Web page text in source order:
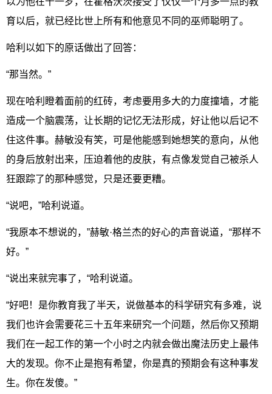
育以后，就已经比世上所有和他意见不同的巫师聪明了。
哈利以如下的原话做出了回答：
“那当然。”
现在哈利瞪着面前的红砖，考虑要用多大的力度撞墙，才能
造成一个脑震荡，让长期的记忆无法形成，好让他以后记不
住这件事。赫敏没有笑，可是他能感到她想笑的意向，从他
的身后放射出来，压迫着他的皮肤，有点像发觉自己被杀人
狂跟踪了的那种感觉，只是还要更糟。
“说吧，”哈利说道。
“我原本不想说的，”赫敏·格兰杰的好心的声音说道，“那样不
好。”
“说出来就完事了，“哈利说道。
“好吧！是你教育我了半天，说做基本的科学研究有多难，说
我们也许会需要花三十五年来研究一个问题，然后你又预期
我们在一起工作的第一个小时之内就会做出魔法历史上最伟
大的发现。你不止是抱有希望，你是真的预期会有这种事发
生。你在发傻。”